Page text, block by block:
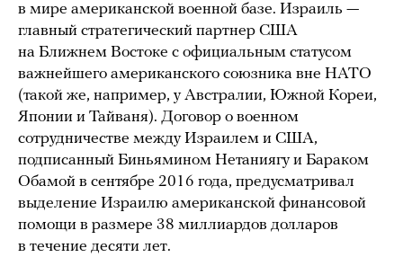
в мире американской военной базе. Израиль —
главный стратегический партнер США
на Ближнем Востоке с официальным статусом
важнейшего американского союзника вне НАТО
(такой же, например, у Австралии, Южной Кореи,
Японии и Тайваня). Договор о военном
сотрудничестве между Израилем и США,
подписанный Биньямином Нетаниягу и Бараком
Обамой в сентябре 2016 года, предусматривал
выделение Израилю американской финансовой
помощи в размере 38 миллиардов долларов
в течение десяти лет.